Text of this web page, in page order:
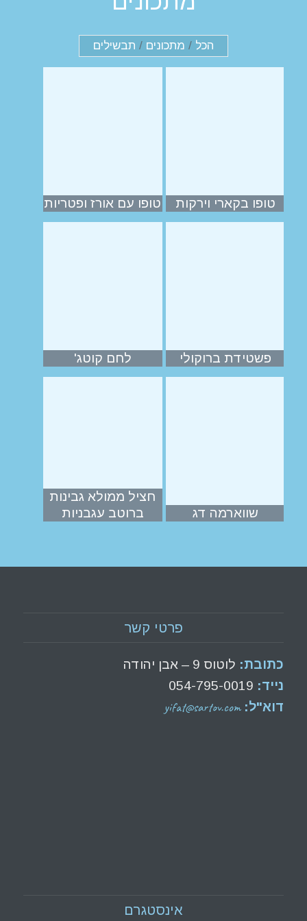
הכל / מתכונים / תבשילים
טופו בקארי וירקות טופו עם אורז ופטריות
פשטידת ברוקולי לחם קוטג'
שווארמה דג
חציל ממולא גבינות
ברוטב עגבניות
פרטי קשר
כתובת: לוטוס 9 – אבן יהודה
נייד: 054-795-0019
דוא"ל:yifat@sartov.com
אינסטגרם